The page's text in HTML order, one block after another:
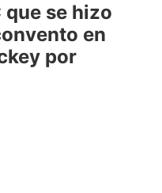
que se hizo
en
por